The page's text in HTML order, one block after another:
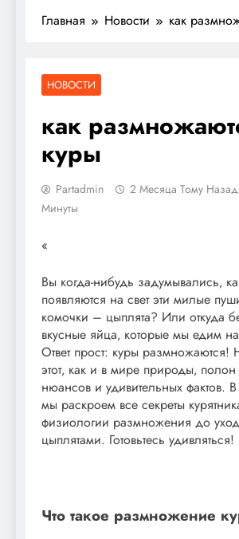
Главная Новости как
НОВОСТИ
как
куры
Partadmin 2 Месяца Тому Назад
Минуты
«
Вы когда-нибудь задумывались‚
появляются на свет эти милые
комочки – цыплята? Или откуда
вкусные яйца‚ которые мы едим на
Ответ прост: куры размножаются!
этот‚ как и в мире природы‚
нюансов и удивительных фактов. В
мы раскроем все секреты
физиологии размножения до
цыплятами. Готовьтесь удивляться!
Что такое размножение